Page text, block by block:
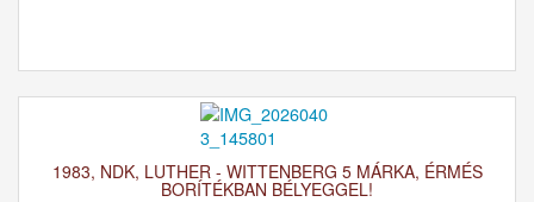
1983, NDK, LUTHER - WITTENBERG 5 MÁRKA, ÉRMÉS
BORÍTÉKBAN BÉLYEGGEL!